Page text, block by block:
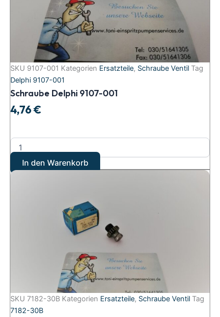
SKU 9107-001 Kategorien Ersatzteile, Schraube Ventil Tag
Delphi 9107-001
Schraube Delphi 9107-001
4,76€
In den Warenkorb
SKU 7182-30B Kategorien Ersatzteile, Schraube Ventil Tag
7182-30B